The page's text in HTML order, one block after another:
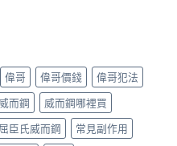
偉哥 偉哥價錢
偉哥犯法
威而鋼
威而鋼哪裡買
屈臣氏威而鋼
常見副作用